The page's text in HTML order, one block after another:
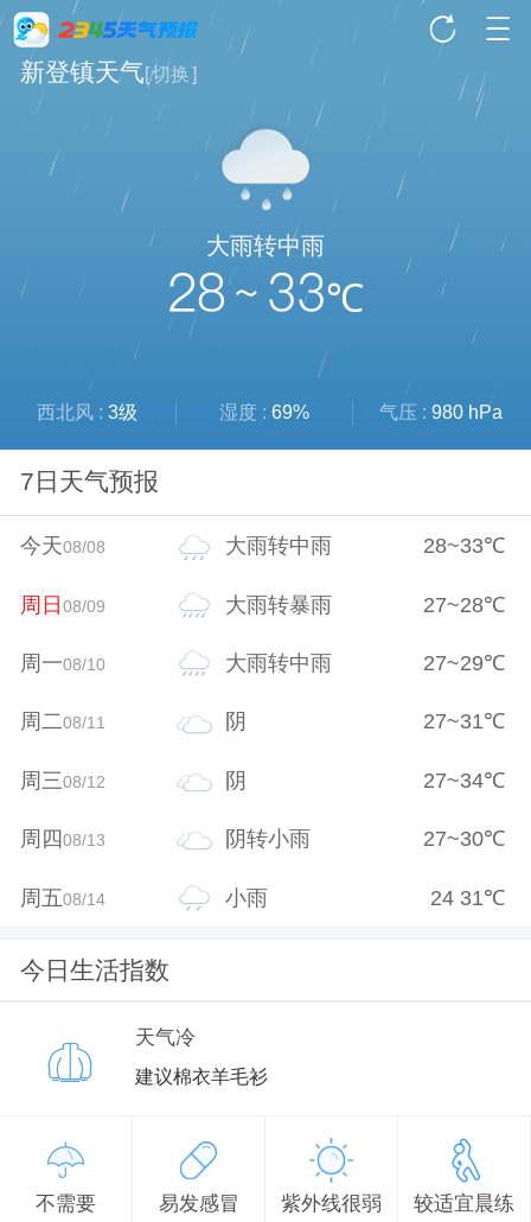
新登镇天气[切换]
大雨转中雨
28 ~ 33℃
西北风 :3级 湿度 : 69% 气压 : 980 hPa
7日天气预报
今天08/08 大雨转中雨 28~33℃
周日08/09 大雨转暴雨 27~28℃
周一08/10 大雨转中雨 27~29℃
周二08/11 阴 27~31℃
周三08/12 阴 27~34℃
周四08/13 阴转小雨 27~30℃
周五08/14 小雨 24 31℃
今日生活指数
天气冷
建议棉衣羊毛衫
不需要 易发感冒 紫外线很弱 较适宜晨练